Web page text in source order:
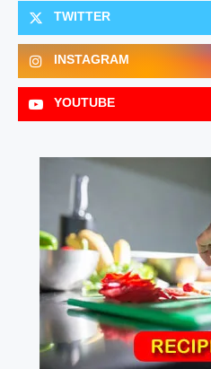
TWITTER
INSTAGRAM
YOUTUBE